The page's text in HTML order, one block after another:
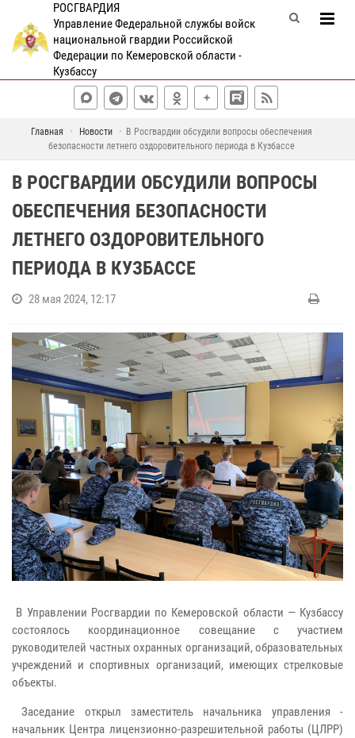
РОСГВАРДИЯ
Управление Федеральной службы войск
национальной гвардии Российской
Федерации по Кемеровской области -
Кузбассу
Главная Новости
В Росгвардии обсудили вопросы обеспечения
безопасности летнего оздоровительного периода в Кузбассе
В РОСГВАРДИИ ОБСУДИЛИ ВОПРОСЫ
ОБЕСПЕЧЕНИЯ БЕЗОПАСНОСТИ
ЛЕТНЕГО ОЗДОРОВИТЕЛЬНОГО
ПЕРИОДА В КУЗБАССЕ
28 мая 2024, 12:17
В Управлении Росгвардии по Кемеровской области — Кузбассу
состоялось координационное совещание с участием
руководителей частных охранных организаций, образовательных
учреждений и спортивных организаций, имеющих стрелковые
объекты.
Заседание открыл заместитель начальника управления -
начальник Центра лицензионно-разрешительной работы (ЦЛРР)